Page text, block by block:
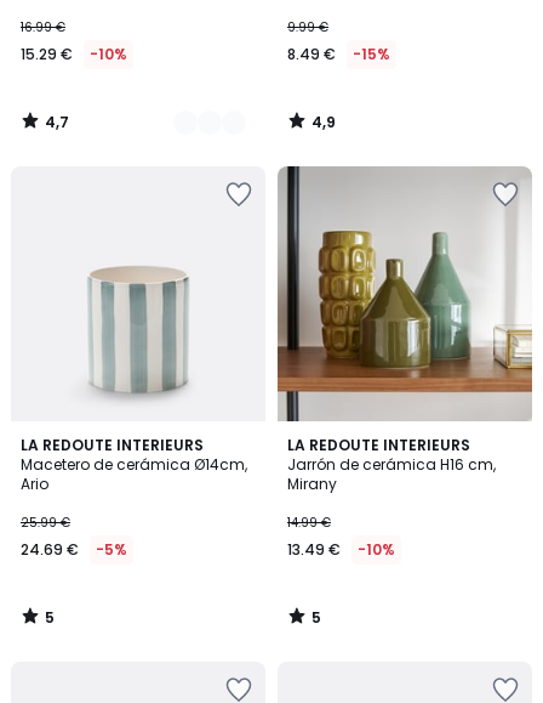
16.99 €
15.29 € -10%
4,7
/
9.99 €
8.49 € -15%
4,9
/
LA REDOUTE INTERIEURS
Macetero de cerámica Ø14cm,
Ario
25.99 €
24.69 € -5%
5
/
5
5
/
LA REDOUTE INTERIEURS
Jarrón de cerámica H16 cm,
Mirany
14.99 €
13.49 € -10%
5
/
5
5
/